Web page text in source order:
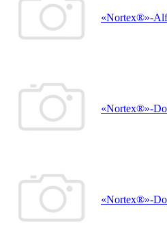
«Nortex®»-
«Nortex®»-
«Nortex®»-